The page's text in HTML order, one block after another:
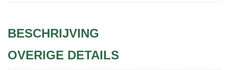
BESCHRIJVING
OVERIGE DETAILS